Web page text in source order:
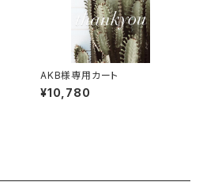
AKB様専用カート
¥10,780